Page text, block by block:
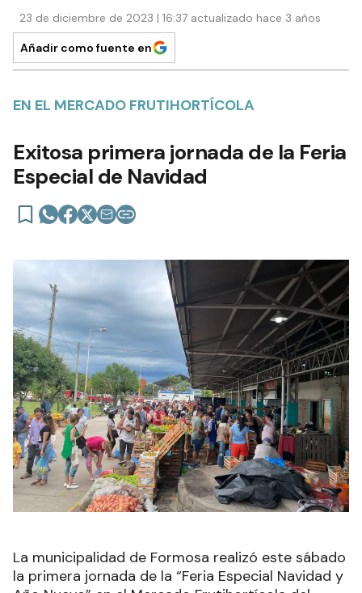
23 de diciembre de 2023 | 16:37 actualizado hace 3 años
Añadir como fuente en
EN EL MERCADO FRUTIHORTÍCOLA
Exitosa primera jornada de la Feria
Especial de Navidad
La municipalidad de Formosa realizó este sábado
la primera jornada de la “Feria Especial Navidad y